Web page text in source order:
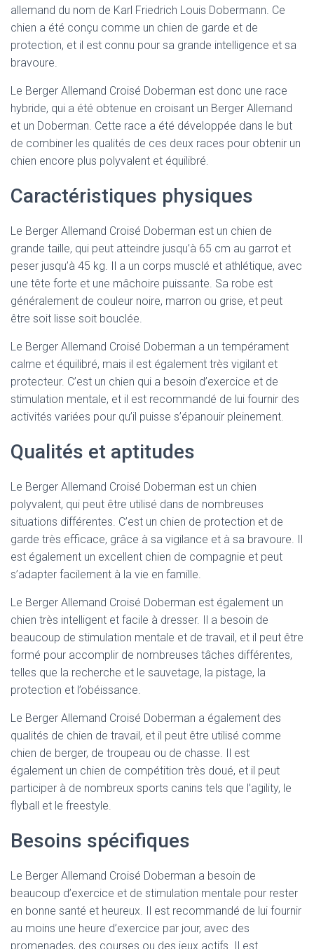
allemand du nom de Karl Friedrich Louis Dobermann. Ce
chien a été conçu comme un chien de garde et de
protection, et il est connu pour sa grande intelligence et sa
bravoure.
Le Berger Allemand Croisé Doberman est donc une race
hybride, qui a été obtenue en croisant un Berger Allemand
et un Doberman. Cette race a été développée dans le but
de combiner les qualités de ces deux races pour obtenir un
chien encore plus polyvalent et équilibré.
Caractéristiques physiques
Le Berger Allemand Croisé Doberman est un chien de
grande taille, qui peut atteindre jusqu’à 65 cm au garrot et
peser jusqu’à 45 kg. Il a un corps musclé et athlétique, avec
une tête forte et une mâchoire puissante. Sa robe est
généralement de couleur noire, marron ou grise, et peut
être soit lisse soit bouclée.
Le Berger Allemand Croisé Doberman a un tempérament
calme et équilibré, mais il est également très vigilant et
protecteur. C’est un chien qui a besoin d’exercice et de
stimulation mentale, et il est recommandé de lui fournir des
activités variées pour qu’il puisse s’épanouir pleinement.
Qualités et aptitudes
Le Berger Allemand Croisé Doberman est un chien
polyvalent, qui peut être utilisé dans de nombreuses
situations différentes. C’est un chien de protection et de
garde très efficace, grâce à sa vigilance et à sa bravoure. Il
est également un excellent chien de compagnie et peut
s’adapter facilement à la vie en famille.
Le Berger Allemand Croisé Doberman est également un
chien très intelligent et facile à dresser. Il a besoin de
beaucoup de stimulation mentale et de travail, et il peut être
formé pour accomplir de nombreuses tâches différentes,
telles que la recherche et le sauvetage, la pistage, la
protection et l’obéissance.
Le Berger Allemand Croisé Doberman a également des
qualités de chien de travail, et il peut être utilisé comme
chien de berger, de troupeau ou de chasse. Il est
également un chien de compétition très doué, et il peut
participer à de nombreux sports canins tels que l’agility, le
flyball et le freestyle.
Besoins spécifiques
Le Berger Allemand Croisé Doberman a besoin de
beaucoup d’exercice et de stimulation mentale pour rester
en bonne santé et heureux. Il est recommandé de lui fournir
au moins une heure d’exercice par jour, avec des
promenades, des courses ou des jeux actifs. Il est